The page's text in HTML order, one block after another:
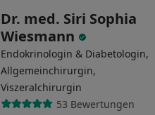
Dr. med. Siri Sophia
Wiesmann
Endokrinologin & Diabetologin,
Allgemeinchirurgin,
Viszeralchirurgin
53 Bewertungen